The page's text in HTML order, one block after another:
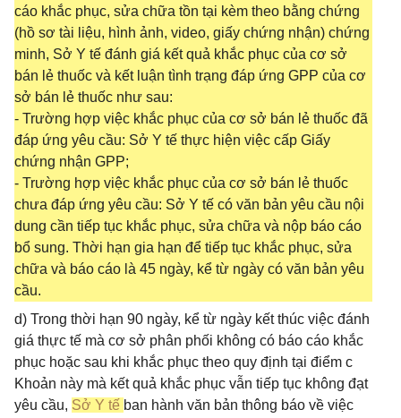
cáo khắc phục, sửa chữa tồn tại kèm theo bằng chứng
(hồ sơ tài liệu, hình ảnh, video, giấy chứng nhận) chứng
minh, Sở Y tế đánh giá kết quả khắc phục của cơ sở
bán lẻ thuốc và kết luận tình trạng đáp ứng GPP của cơ
sở bán lẻ thuốc như sau:
- Trường hợp việc khắc phục của cơ sở bán lẻ thuốc đã
đáp ứng yêu cầu: Sở Y tế thực hiện việc cấp Giấy
chứng nhận GPP;
- Trường hợp việc khắc phục của cơ sở bán lẻ thuốc
chưa đáp ứng yêu cầu: Sở Y tế có văn bản yêu cầu nội
dung cần tiếp tục khắc phục, sửa chữa và nộp báo cáo
bổ sung. Thời hạn gia hạn để tiếp tục khắc phục, sửa
chữa và báo cáo là 45 ngày, kể từ ngày có văn bản yêu
cầu.
d) Trong thời hạn 90 ngày, kể từ ngày kết thúc việc đánh
giá thực tế mà cơ sở phân phối không có báo cáo khắc
phục hoặc sau khi khắc phục theo quy định tại điểm c
Khoản này mà kết quả khắc phục vẫn tiếp tục không đạt
yêu cầu, Sở Y tế ban hành văn bản thông báo về việc